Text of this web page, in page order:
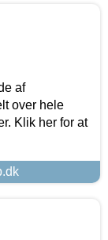
af
over hele
Klik her for at